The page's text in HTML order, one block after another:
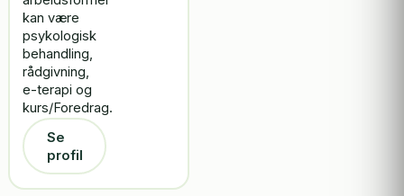
kan være
psykologisk
behandling,
rådgivning,
e-terapi og
kurs/Foredrag.
Se
profil